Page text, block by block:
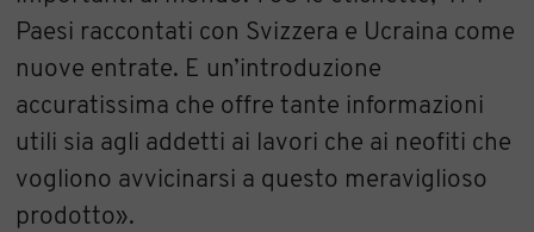
Paesi raccontati con Svizzera e Ucraina come
nuove entrate. E un’introduzione
accuratissima che offre tante informazioni
utili sia agli addetti ai lavori che ai neofiti che
vogliono avvicinarsi a questo meraviglioso
prodotto».